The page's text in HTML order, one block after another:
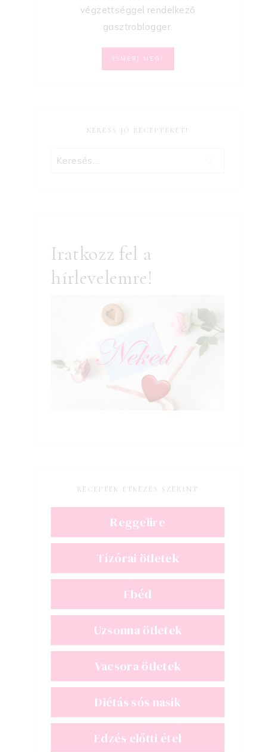
végzettséggel rendelkező
gasztroblogger.
ISMERJ MEG!
KERESS JÓ RECEPTEKET!
Keresés:
Iratkozz fel a
hírlevelemre!
RECEPTEK ÉTKEZÉS SZERINT
Reggelire
Tízórai ötletek
Ebéd
Uzsonna ötletek
Vacsora ötletek
Diétás sós nasik
Edzés előtti étel